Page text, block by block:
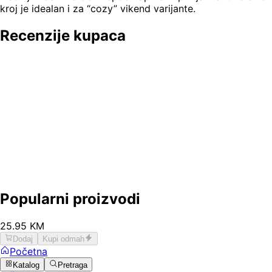
kroj je idealan i za “cozy” vikend varijante.
Recenzije kupaca
Popularni proizvodi
25.95 KM
Dodaj Kupi odmah
Početna
Katalog Pretraga